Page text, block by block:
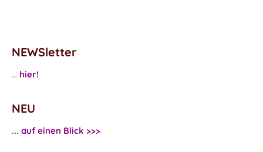
NEWSletter
... hier!
NEU
... auf einen Blick >>>